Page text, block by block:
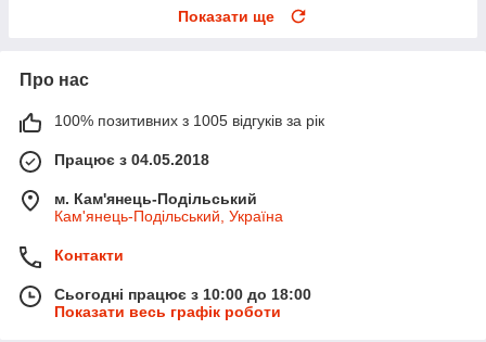
Показати ще
Про нас
100% позитивних з 1005 відгуків за рік
Працює з 04.05.2018
м. Кам'янець-Подільський
Кам'янець-Подільський, Україна
Контакти
Сьогодні працює з 10:00 до 18:00
Показати весь графік роботи